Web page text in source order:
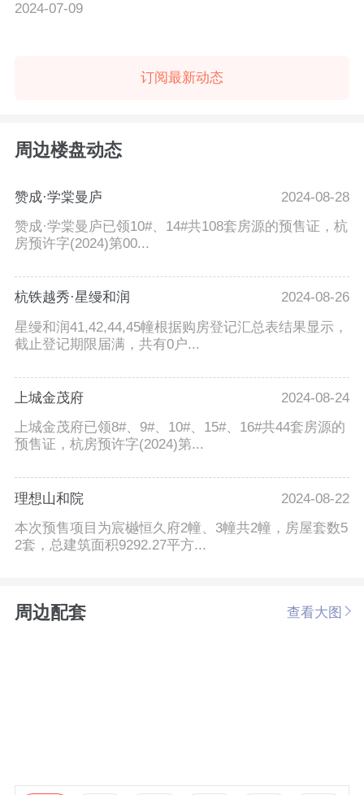
2024-07-09
订阅最新动态
周边楼盘动态
赞成·学棠曼庐
2024-08-28
赞成·学棠曼庐已领10#、14#共108套房源的预售证，杭
房预许字(2024)第00...
杭铁越秀·星缦和润
2024-08-26
星缦和润41,42,44,45幢根据购房登记汇总表结果显示，
截止登记期限届满，共有0户...
上城金茂府
2024-08-24
上城金茂府已领8#、9#、10#、15#、16#共44套房源的
预售证，杭房预许字(2024)第...
理想山和院
2024-08-22
本次预售项目为宸樾恒久府2幢、3幢共2幢，房屋套数5
2套，总建筑面积9292.27平方...
周边配套 查看大图